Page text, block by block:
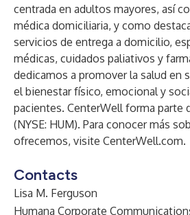
centrada en adultos mayores, así
médica domiciliaria, y como
servicios de entrega a domicilio,
médicas, cuidados paliativos y
dedicamos a promover la salud en
el bienestar físico, emocional y
pacientes. CenterWell forma parte
(NYSE: HUM). Para conocer más
ofrecemos, visite CenterWell.com.
Contacts
Lisa M. Ferguson
Humana Corporate